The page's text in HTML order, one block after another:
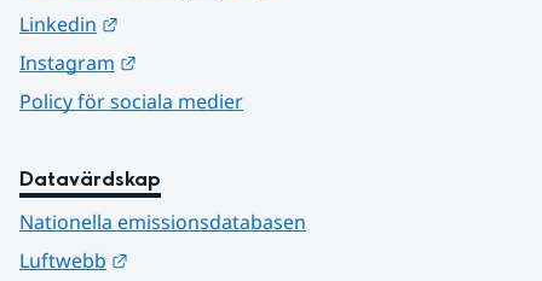
Linkedin
Instagram
Policy för sociala medier
Datavärdskap
Nationella emissionsdatabasen
Luftwebb